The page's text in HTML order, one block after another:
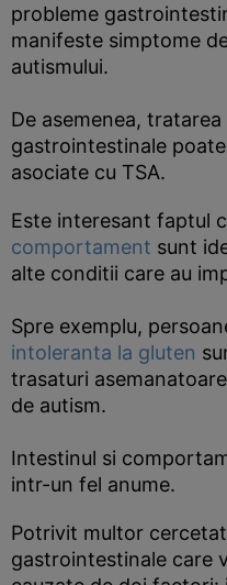
probleme
manifeste simptome
autismului.
De asemenea,
gastrointestinale
asociate cu TSA.
Este interesant faptul
comportament sunt
alte conditii care au
Spre exemplu,
intoleranta la gluten
trasaturi
de autism.
Intestinul si
intr-un fel anume.
Potrivit multor
gastrointestinale care